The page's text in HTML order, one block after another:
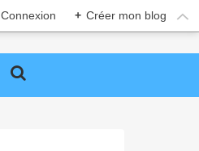
Connexion + Créer mon blog